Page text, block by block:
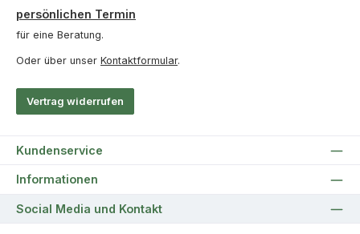
persönlichen Termin
für eine Beratung.
Oder über unser Kontaktformular.
Vertrag widerrufen
Kundenservice
Informationen
Social Media und Kontakt